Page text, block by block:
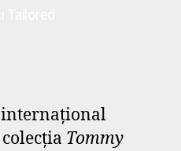
internaţional
Tommy